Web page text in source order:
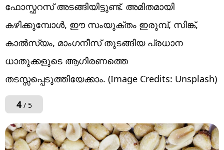
ഫോസ്ഫറസ് അടങ്ങിയിട്ടുണ്ട്. അമിതമായി
കഴിക്കുമ്പോൾ, ഈ സംയുക്തം ഇരുമ്പ്, സിങ്ക്,
കാൽസ്യം, മാംഗനീസ് തുടങ്ങിയ പ്രധാന
ധാതുക്കളുടെ ആഗിരണത്തെ
തടസ്സപ്പെടുത്തിയേക്കാം. (Image Credits: Unsplash)
4/ 5